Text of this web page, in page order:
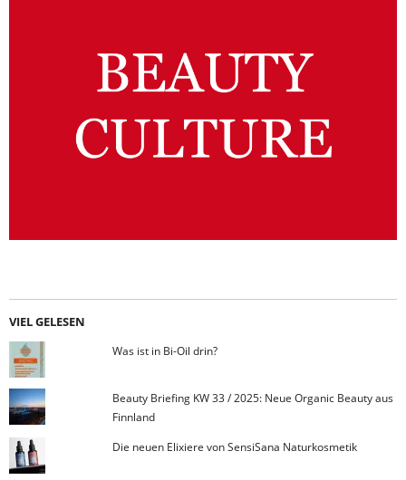
VIEL GELESEN
Was ist in Bi-Oil drin?
Beauty Briefing KW 33 / 2025: Neue Organic Beauty aus
Finnland
Die neuen Elixiere von SensiSana Naturkosmetik